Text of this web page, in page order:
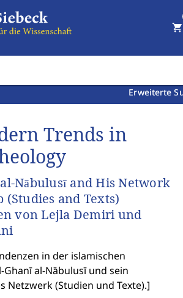
Erweiterte
shopping_cart
Trends in
Nābulusī and His Network
(Studies and Texts)
von Lejla Demiri und
in der islamischen
Ghanī al-Nābulusī und sein
Netzwerk (Studien und Texte).]